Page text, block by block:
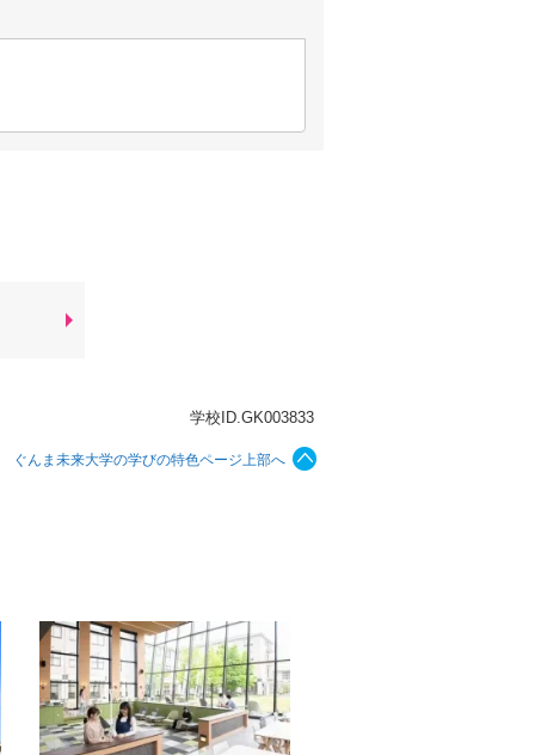
学校ID.GK003833
ぐんま未来大学の学びの特色ページ上部へ